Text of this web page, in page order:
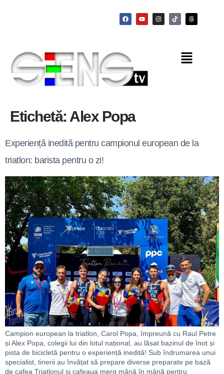
Etichetă: Alex Popa
Experiență inedită pentru campionul european de la
triatlon: barista pentru o zi!
Campion european la triatlon, Carol Popa, împreună cu Raul Petre
și Alex Popa, colegii lui din lotul național, au lăsat bazinul de înot și
pista de bicicletă pentru o experiență inedită! Sub îndrumarea unui
specialist, tinerii au învățat să prepare diverse preparate pe bază
de cafea Triatlonul și cafeaua merg mână în mână pentru